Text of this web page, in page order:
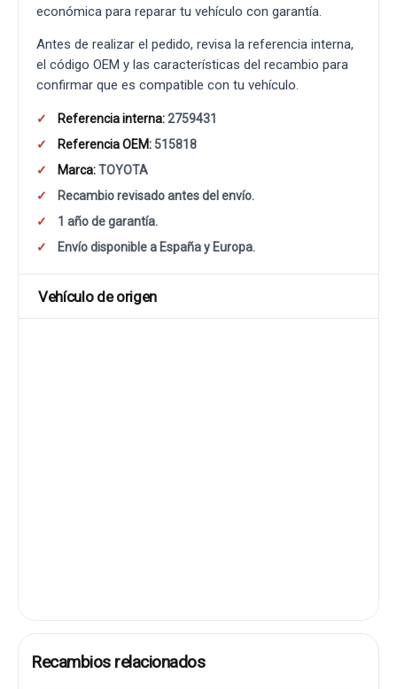
económica para reparar tu vehículo con garantía.
Antes de realizar el pedido, revisa la referencia interna,
el código OEM y las características del recambio para
confirmar que es compatible con tu vehículo.
Referencia interna:2759431
Referencia OEM: 515818
Marca:TOYOTA
Recambio revisado antes del envío.
1 año de garantía.
Envío disponible a España y Europa.
Vehículo de origen
Recambios relacionados